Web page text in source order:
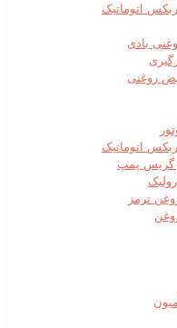
اتوماتیک
بادی
روغنی
اتوماتیک
گریس پمپ
ترمز